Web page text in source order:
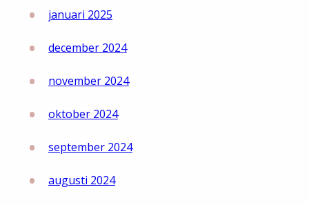
januari 2025
december 2024
november 2024
oktober 2024
september 2024
augusti 2024